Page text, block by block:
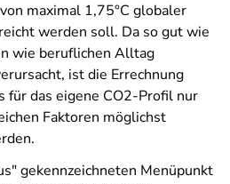
maximal 1,75°C globaler
werden soll. Da so gut wie
wie beruflichen Alltag
ist die Errechnung
für das eigene CO2-Profil nur
Faktoren möglichst
gekennzeichneten Menüpunkt